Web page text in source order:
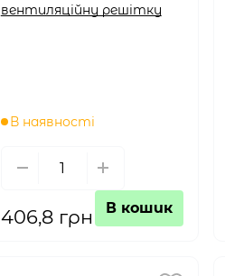
вентиляційну решітку
В наявності
406,8 грн В кошик